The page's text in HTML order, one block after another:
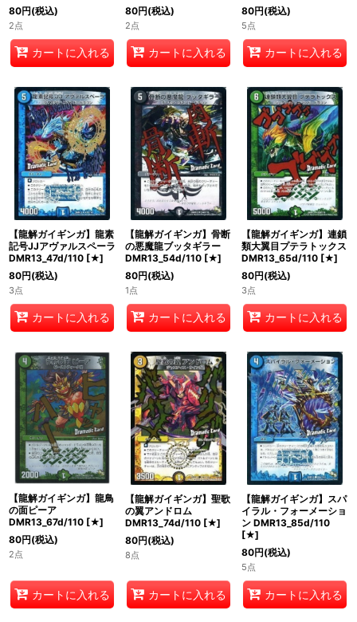
80円(税込)
2点
カートに入れる
80円(税込)
2点
カートに入れる
80円(税込)
5点
カートに入れる
【龍解ガイギンガ】龍素
記号JJアヴァルスペーラ
DMR13_47d/110 [★]
80円(税込)
3点
カートに入れる
【龍解ガイギンガ】骨断
の悪魔龍ブッタギラー
DMR13_54d/110 [★]
80円(税込)
1点
カートに入れる
【龍解ガイギンガ】連鎖
類大翼目プテラトックス
DMR13_65d/110 [★]
80円(税込)
3点
カートに入れる
【龍解ガイギンガ】龍鳥
の面ピーア
DMR13_67d/110 [★]
80円(税込)
2点
カートに入れる
【龍解ガイギンガ】聖歌
の翼アンドロム
DMR13_74d/110 [★]
80円(税込)
8点
カートに入れる
【龍解ガイギンガ】スパ
イラル・フォーメーショ
ン DMR13_85d/110
[★]
80円(税込)
5点
カートに入れる